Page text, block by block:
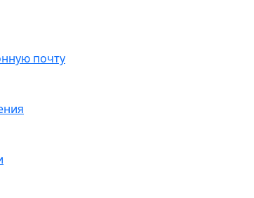
почту